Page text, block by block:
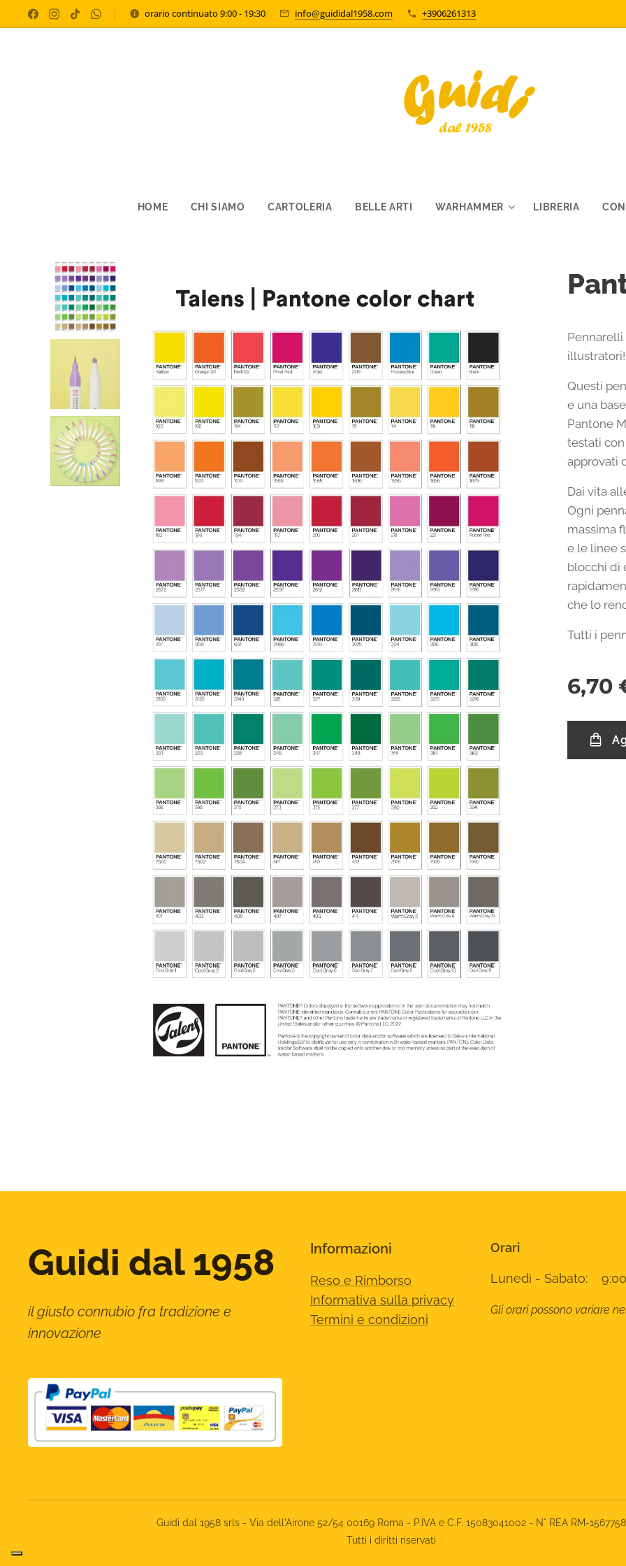
orario continuato 9:00 - 19:30 info@guididal1958.com +3906261313
HOME CHI SIAMO CARTOLERIA BELLE ARTI WARHAMMER LIBRERIA
illustratori!
Questi
e una
Pantone
testati
approvati
Dai vita
Ogni
massima
e le linee
blocchi di
che lo
Tutti i
6,70
Guidi dal 1958
il giusto connubio fra tradizione e
innovazione
Informazioni
Reso e Rimborso
Informativa sulla privacy
Termini e condizioni
Orari
Lunedì - Sabato: 9:00
Gli orari possono variare
Guidi dal 1958 srls - Via dell'Airone 52/54 00169 Roma - P.IVA e C.F. 15083041002 - N° REA RM-1567758
Tutti i diritti riservati